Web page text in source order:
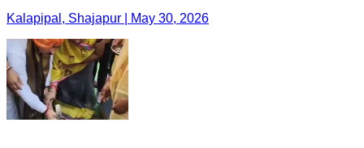
Kalapipal, Shajapur | May 30, 2026